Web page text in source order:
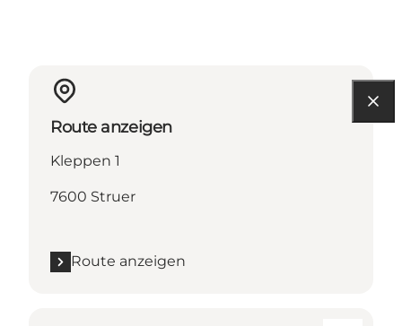
Route anzeigen
Kleppen 1
7600 Struer
Route anzeigen